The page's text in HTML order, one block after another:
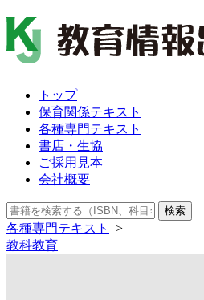
トップ
保育関係テキスト
各種専門テキスト
書店・生協
ご採用見本
会社概要
検索
各種専門テキスト
>
教科教育